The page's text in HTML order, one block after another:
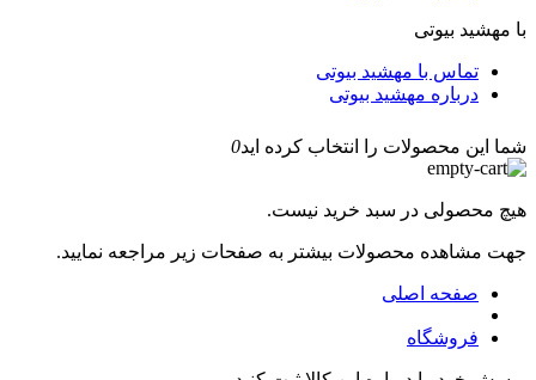
با مهشید بیوتی
تماس با مهشید بیوتی
درباره مهشید بیوتی
شما این محصولات را انتخاب کرده اید0
هیچ محصولی در سبد خرید نیست.
جهت مشاهده محصولات بیشتر به صفحات زیر مراجعه نمایید.
صفحه اصلی
فروشگاه